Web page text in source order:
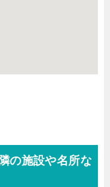
の施設や名所な